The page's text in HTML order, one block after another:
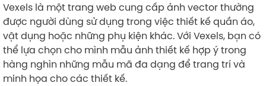
Vexels là một trang web cung cấp ảnh vector thường
được người dùng sử dụng trong việc thiết kế quần áo,
vật dụng hoặc những phụ kiện khác. Với Vexels, bạn có
thể lựa chọn cho mình mẫu ảnh thiết kế hợp ý trong
hàng nghìn những mẫu mã đa dạng để trang trí và
minh họa cho các thiết kế.